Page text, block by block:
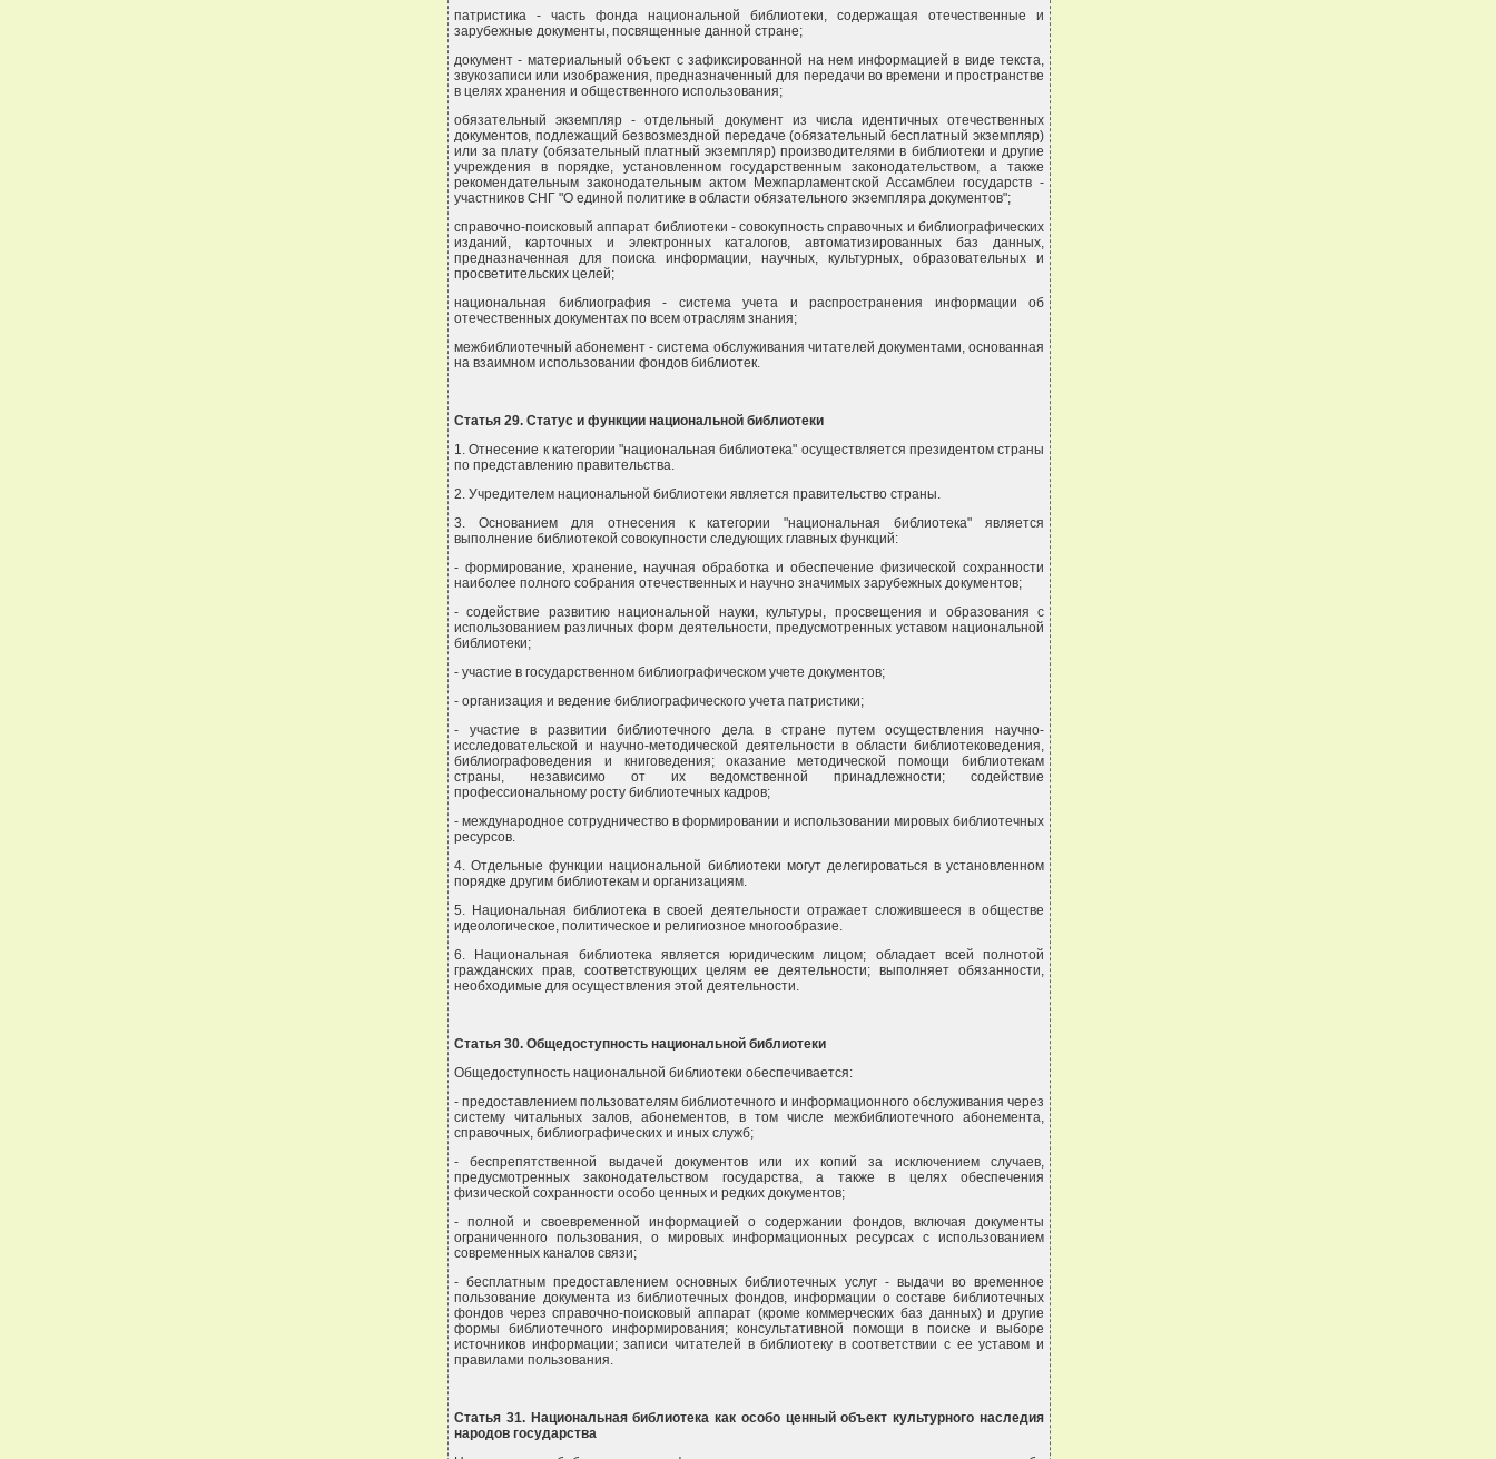
патристика - часть фонда национальной библиотеки, содержащая отечественные и
зарубежные документы, посвященные данной стране;
документ - материальный объект с зафиксированной на нем информацией в виде текста,
звукозаписи или изображения, предназначенный для передачи во времени и пространстве
в целях хранения и общественного использования;
обязательный экземпляр - отдельный документ из числа идентичных отечественных
документов, подлежащий безвозмездной передаче (обязательный бесплатный экземпляр)
или за плату (обязательный платный экземпляр) производителями в библиотеки и другие
учреждения в порядке, установленном государственным законодательством, а также
рекомендательным законодательным актом Межпарламентской Ассамблеи государств -
участников СНГ "О единой политике в области обязательного экземпляра документов";
справочно-поисковый аппарат библиотеки - совокупность справочных и библиографических
изданий, карточных и электронных каталогов, автоматизированных баз данных,
предназначенная для поиска информации, научных, культурных, образовательных и
просветительских целей;
национальная библиография - система учета и распространения информации об
отечественных документах по всем отраслям знания;
межбиблиотечный абонемент - система обслуживания читателей документами, основанная
на взаимном использовании фондов библиотек.
Статья 29. Статус и функции национальной библиотеки
1. Отнесение к категории "национальная библиотека" осуществляется президентом страны
по представлению правительства.
2. Учредителем национальной библиотеки является правительство страны.
3. Основанием для отнесения к категории "национальная библиотека" является
выполнение библиотекой совокупности следующих главных функций:
- формирование, хранение, научная обработка и обеспечение физической сохранности
наиболее полного собрания отечественных и научно значимых зарубежных документов;
- содействие развитию национальной науки, культуры, просвещения и образования с
использованием различных форм деятельности, предусмотренных уставом национальной
библиотеки;
- участие в государственном библиографическом учете документов;
- организация и ведение библиографического учета патристики;
- участие в развитии библиотечного дела в стране путем осуществления научно-
исследовательской и научно-методической деятельности в области библиотековедения,
библиографоведения и книговедения; оказание методической помощи библиотекам
страны, независимо от их ведомственной принадлежности; содействие
профессиональному росту библиотечных кадров;
- международное сотрудничество в формировании и использовании мировых библиотечных
ресурсов.
4. Отдельные функции национальной библиотеки могут делегироваться в установленном
порядке другим библиотекам и организациям.
5. Национальная библиотека в своей деятельности отражает сложившееся в обществе
идеологическое, политическое и религиозное многообразие.
6. Национальная библиотека является юридическим лицом; обладает всей полнотой
гражданских прав, соответствующих целям ее деятельности; выполняет обязанности,
необходимые для осуществления этой деятельности.
Статья 30. Общедоступность национальной библиотеки
Общедоступность национальной библиотеки обеспечивается:
- предоставлением пользователям библиотечного и информационного обслуживания через
систему читальных залов, абонементов, в том числе межбиблиотечного абонемента,
справочных, библиографических и иных служб;
- беспрепятственной выдачей документов или их копий за исключением случаев,
предусмотренных законодательством государства, а также в целях обеспечения
физической сохранности особо ценных и редких документов;
- полной и своевременной информацией о содержании фондов, включая документы
ограниченного пользования, о мировых информационных ресурсах с использованием
современных каналов связи;
- бесплатным предоставлением основных библиотечных услуг - выдачи во временное
пользование документа из библиотечных фондов, информации о составе библиотечных
фондов через справочно-поисковый аппарат (кроме коммерческих баз данных) и другие
формы библиотечного информирования; консультативной помощи в поиске и выборе
источников информации; записи читателей в библиотеку в соответствии с ее уставом и
правилами пользования.
Статья 31. Национальная библиотека как особо ценный объект культурного наследия
народов государства